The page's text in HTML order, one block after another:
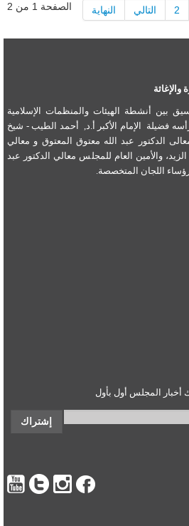
الصفحة 1 من 2 2 التالي النهاية
بين أنشطة الهيئات والمنظمات الإسلامية
فضيلة الإمام الأكبر أ.د, أحمد الطيب - شيخ
الدكتور عبد الله معتوق المعتوق و معالي
والأمين العام للمجلس معالي الدكتور عبد
رؤساء اللجان المتخصصة.
أخبار المجلس أول بأول